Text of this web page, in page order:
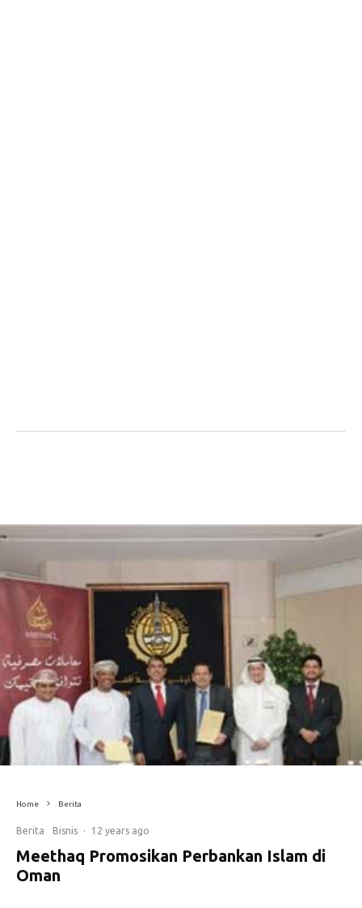
Home Berita
Berita Bisnis · 12 years ago
Meethaq Promosikan Perbankan Islam di
Oman